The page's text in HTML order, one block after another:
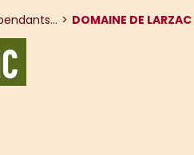
DOMAINE DE LARZAC